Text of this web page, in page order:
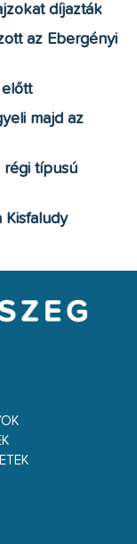
díjazták
az Ebergényi
előtt
majd az
régi típusú
Kisfaludy